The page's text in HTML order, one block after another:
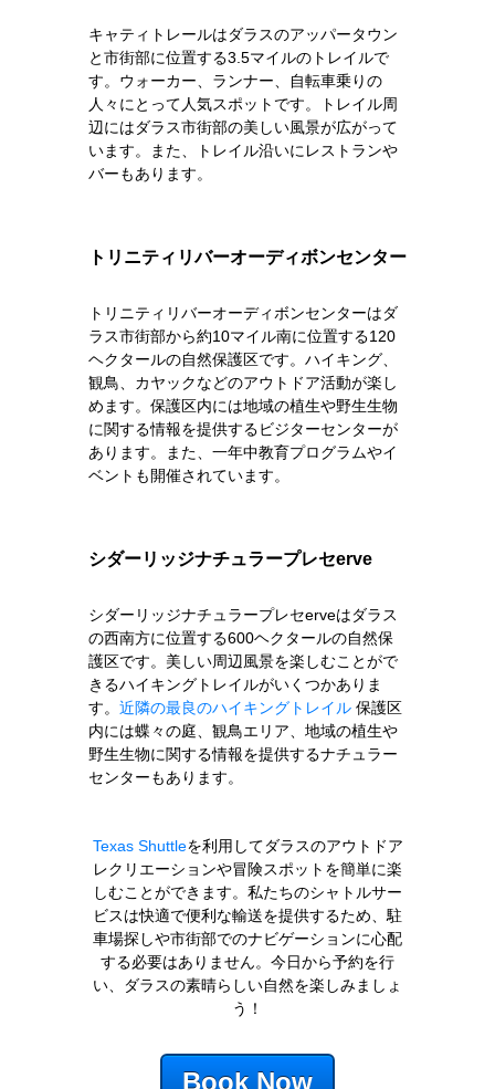
キャティトレールはダラスのアッパータウン
と市街部に位置する3.5マイルのトレイルで
す。ウォーカー、ランナー、自転車乗りの
人々にとって人気スポットです。トレイル周
辺にはダラス市街部の美しい風景が広がって
います。また、トレイル沿いにレストランや
バーもあります。
トリニティリバーオーディボンセンター
トリニティリバーオーディボンセンターはダ
ラス市街部から約10マイル南に位置する120
ヘクタールの自然保護区です。ハイキング、
観鳥、カヤックなどのアウトドア活動が楽し
めます。保護区内には地域の植生や野生生物
に関する情報を提供するビジターセンターが
あります。また、一年中教育プログラムやイ
ベントも開催されています。
シダーリッジナチュラープレセerve
シダーリッジナチュラープレセerveはダラス
の西南方に位置する600ヘクタールの自然保
護区です。美しい周辺風景を楽しむことがで
きるハイキングトレイルがいくつかありま
す。 近隣の最良のハイキングトレイル 保護区
内には蝶々の庭、観鳥エリア、地域の植生や
野生生物に関する情報を提供するナチュラー
センターもあります。
Texas Shuttleを利用してダラスのアウトドア
レクリエーションや冒険スポットを簡単に楽
しむことができます。私たちのシャトルサー
ビスは快適で便利な輸送を提供するため、駐
車場探しや市街部でのナビゲーションに心配
する必要はありません。今日から予約を行
い、ダラスの素晴らしい自然を楽しみましょ
う！
Book Now